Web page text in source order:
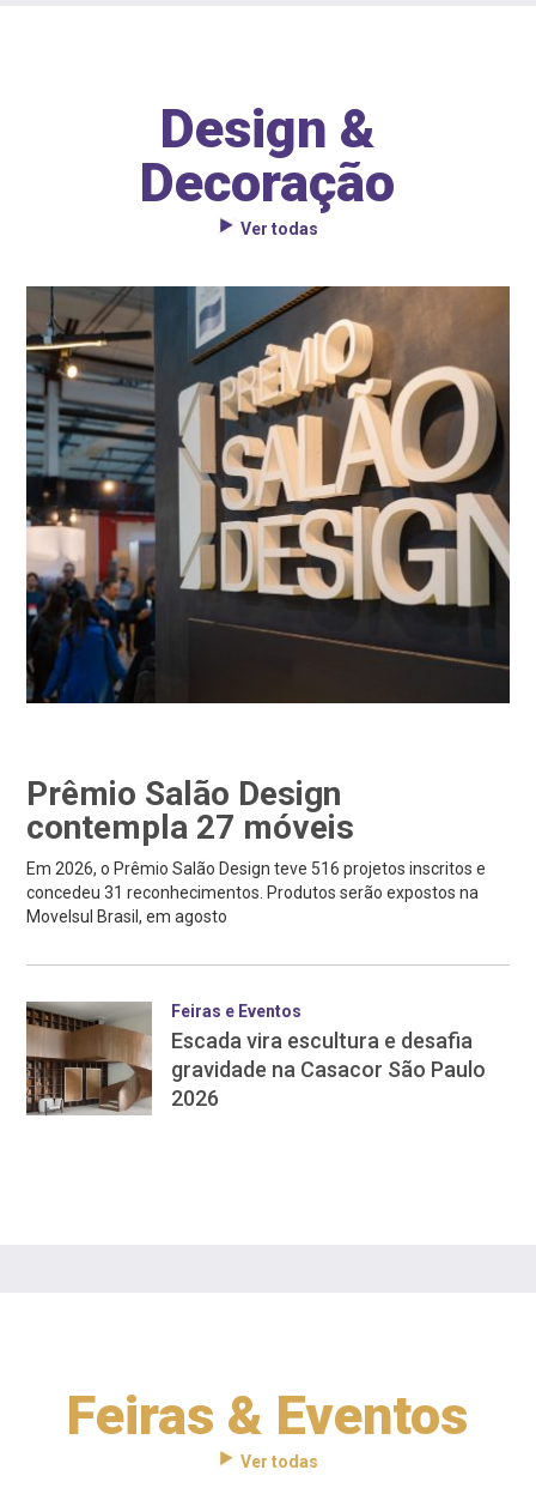
Design &
Decoração
Ver todas
Prêmio Salão Design
contempla 27 móveis
Em 2026, o Prêmio Salão Design teve 516 projetos inscritos e
concedeu 31 reconhecimentos. Produtos serão expostos na
Movelsul Brasil, em agosto
Feiras e Eventos
Escada vira escultura e desafia
gravidade na Casacor São Paulo
2026
Feiras & Eventos
Ver todas